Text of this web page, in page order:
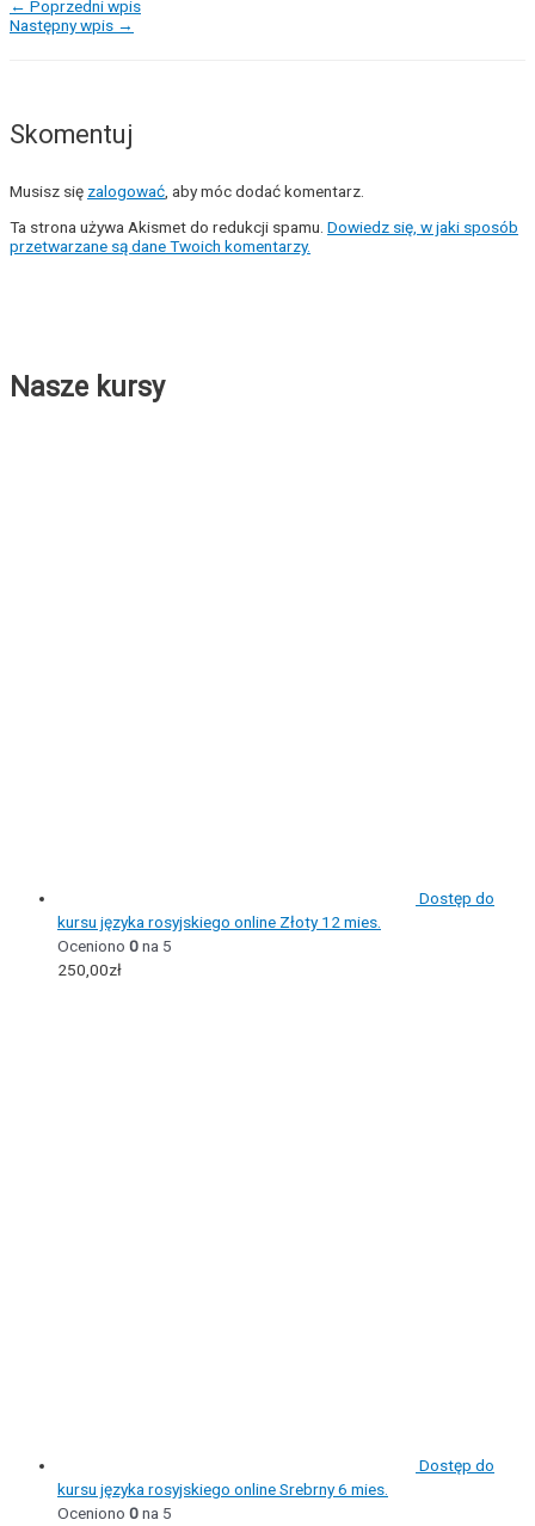
← Poprzedni wpis
Następny wpis →
Skomentuj
Musisz się zalogować, aby móc dodać komentarz.
Ta strona używa Akismet do redukcji spamu. Dowiedz się, w jaki sposób
przetwarzane są dane Twoich komentarzy.
Nasze kursy
Dostęp do
kursu języka rosyjskiego online Złoty 12 mies.
Oceniono 0na 5
250,00zł
Dostęp do
kursu języka rosyjskiego online Srebrny 6 mies.
Oceniono 0na 5